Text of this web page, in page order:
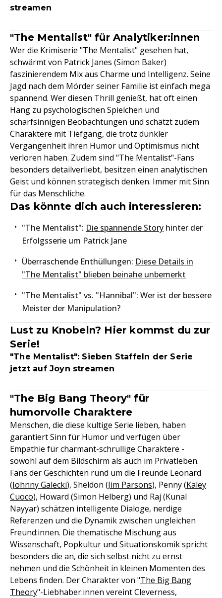
streamen
"The Mentalist" für Analytiker:innen
Wer die Krimiserie "The Mentalist" gesehen hat,
schwärmt von Patrick Janes (Simon Baker)
faszinierendem Mix aus Charme und Intelligenz. Seine
Jagd nach dem Mörder seiner Familie ist einfach mega
spannend. Wer diesen Thrill genießt, hat oft einen
Hang zu psychologischen Spielchen und
scharfsinnigen Beobachtungen und schätzt zudem
Charaktere mit Tiefgang, die trotz dunkler
Vergangenheit ihren Humor und Optimismus nicht
verloren haben. Zudem sind "The Mentalist"-Fans
besonders detailverliebt, besitzen einen analytischen
Geist und können strategisch denken. Immer mit Sinn
für das Menschliche.
Das könnte dich auch interessieren:
"The Mentalist": Die spannende Story hinter der
Erfolgsserie um Patrick Jane
Überraschende Enthüllungen: Diese Details in
"The Mentalist" blieben beinahe unbemerkt
"The Mentalist" vs. "Hannibal": Wer ist der bessere
Meister der Manipulation?
Lust zu Knobeln? Hier kommst du zur
Serie!
"The Mentalist": Sieben Staffeln der Serie
jetzt auf Joyn streamen
"The Big Bang Theory" für
humorvolle Charaktere
Menschen, die diese kultige Serie lieben, haben
garantiert Sinn für Humor und verfügen über
Empathie für charmant-schrullige Charaktere -
sowohl auf dem Bildschirm als auch im Privatleben.
Fans der Geschichten rund um die Freunde Leonard
(Johnny Galecki), Sheldon (Jim Parsons), Penny (Kaley
Cuoco), Howard (Simon Helberg) und Raj (Kunal
Nayyar) schätzen intelligente Dialoge, nerdige
Referenzen und die Dynamik zwischen ungleichen
Freund:innen. Die thematische Mischung aus
Wissenschaft, Popkultur und Situationskomik spricht
besonders die an, die sich selbst nicht zu ernst
nehmen und die Schönheit in kleinen Momenten des
Lebens finden. Der Charakter von "The Big Bang
Theory"-Liebhaber:innen vereint Cleverness,